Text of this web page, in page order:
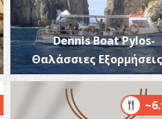
Dennis Boat Pylos-
Θαλάσσιες Εξορμήσεις